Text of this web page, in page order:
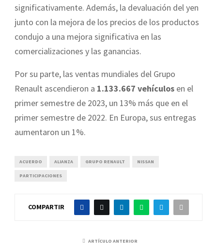
significativamente. Además, la devaluación del yen
junto con la mejora de los precios de los productos
condujo a una mejora significativa en las
comercializaciones y las ganancias.
Por su parte, las ventas mundiales del Grupo
Renault ascendieron a 1.133.667 vehículos en el
primer semestre de 2023, un 13% más que en el
primer semestre de 2022. En Europa, sus entregas
aumentaron un 1%.
ACUERDO ALIANZA GRUPO RENAULT NISSAN
PARTICIPACIONES
COMPARTIR
ARTÍCULO ANTERIOR